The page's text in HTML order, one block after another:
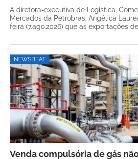
A diretora-executiva de Logística,
Mercados da Petrobras, Angélica
feira (7.ago.2026) que as exportações
NEWSBEAT
Venda compulsória de gás